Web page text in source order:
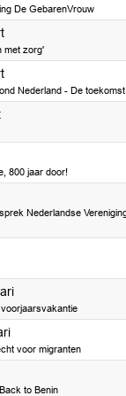
De GebarenVrouw
2026
met zorg'
2026
Nederland - De
2026
800 jaar door!
Nederlandse
2026
2026
voor migranten
to Benin